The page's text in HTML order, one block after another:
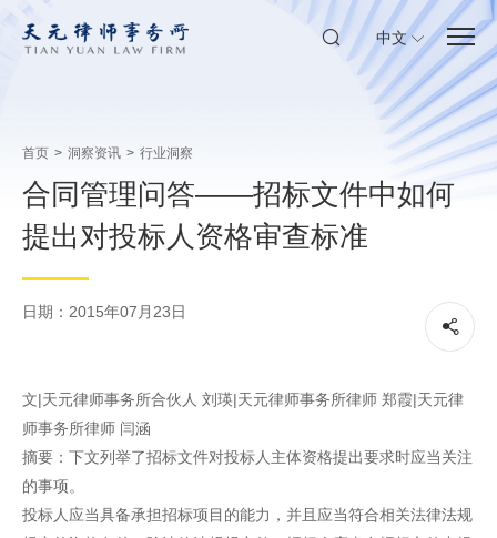
中文
首页 > 洞察资讯 > 行业洞察
合同管理问答——招标文件中如何
提出对投标人资格审查标准
日期：2015年07月23日
文|天元律师事务所合伙人 刘瑛|天元律师事务所律师 郑霞|天元律
师事务所律师 闫涵
摘要：下文列举了招标文件对投标人主体资格提出要求时应当关注
的事项。
投标人应当具备承担招标项目的能力，并且应当符合相关法律法规